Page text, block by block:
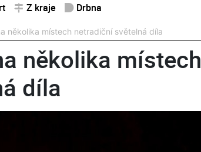
Z kraje Drbna
několika místech netradiční světelná díla
několika místech
díla